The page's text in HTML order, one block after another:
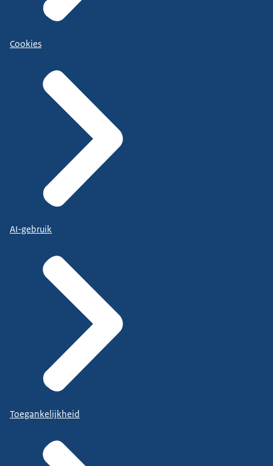
Cookies
AI-gebruik
Toegankelijkheid